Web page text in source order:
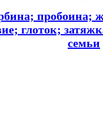
пробоина;
глоток;
семьи